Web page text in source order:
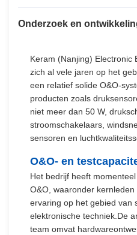
Onderzoek en
Keram (Nanjing) Electronic
zich al vele jaren op het
een relatief solide O&O-
producten zoals
niet meer dan 50 W,
stroomschakelaars,
sensoren en
O&O- en
Het bedrijf heeft
O&O, waaronder
ervaring op het gebied van
elektronische techniek.De
team omvat